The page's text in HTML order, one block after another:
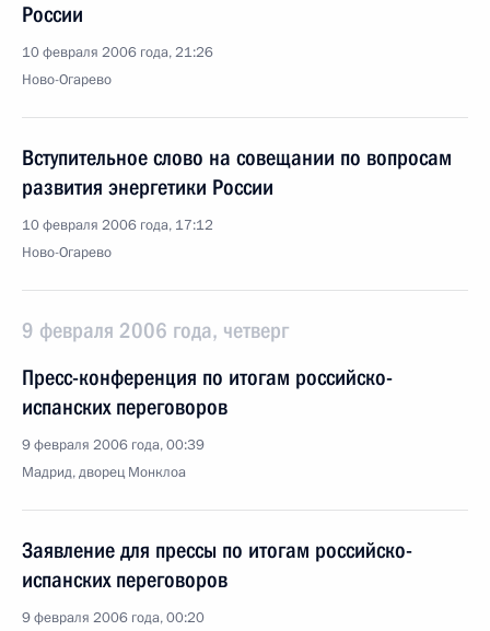
России
10 февраля 2006 года, 21:26
Ново-Огарево
Вступительное слово на совещании по вопросам
развития энергетики России
10 февраля 2006 года, 17:12
Ново-Огарево
9 февраля 2006 года, четверг
Пресс-конференция по итогам российско-
испанских переговоров
9 февраля 2006 года, 00:39
Мадрид, дворец Монклоа
Заявление для прессы по итогам российско-
испанских переговоров
9 февраля 2006 года, 00:20